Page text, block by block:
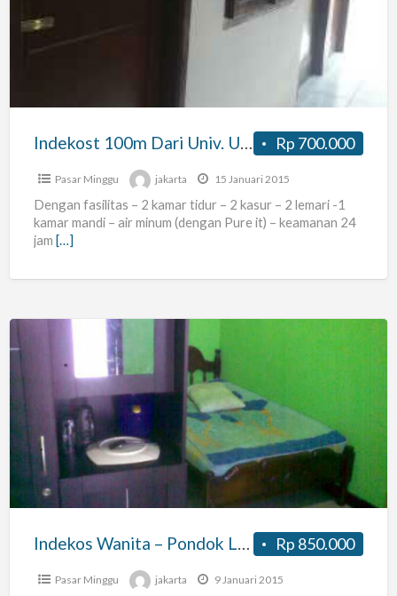
Univ.
Labu
Rp 700.000
Indekost 100m Dari Univ. Upn Pondok Labu
Pasar Minggu jakarta 15 Januari 2015
Dengan fasilitas – 2 kamar tidur – 2 kasur – 2 lemari -1
kamar mandi – air minum (dengan Pure it) – keamanan 24
jam […]
Indekos
Wanita
–
Pondok
Labu
Rp 850.000
Indekos Wanita – Pondok Labu
Pasar Minggu jakarta 9 Januari 2015